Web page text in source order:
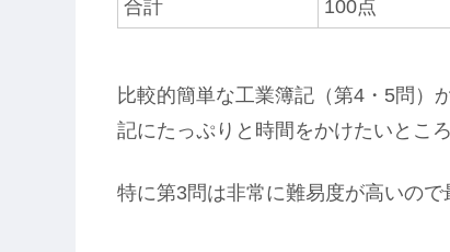
合計
100点
比較的簡単な工業簿記（第4・5問）
記にたっぷりと時間をかけたいところ
特に第3問は非常に難易度が高いので